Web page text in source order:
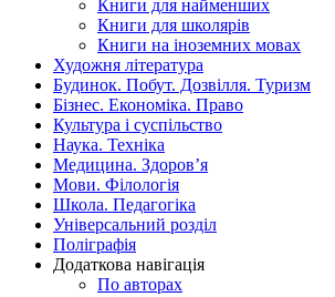
Книги для найменших
Книги для школярів
Книги на іноземних мовах
Художня література
Будинок. Побут. Дозвілля. Туризм
Бізнес. Економіка. Право
Культура і суспільство
Наука. Техніка
Медицина. Здоров’я
Мови. Філологія
Школа. Педагогіка
Універсальний розділ
Поліграфія
Додаткова навігація
По авторах